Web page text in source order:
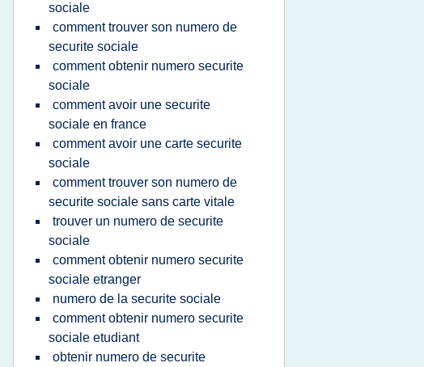
sociale
comment trouver son numero de
securite sociale
comment obtenir numero securite
sociale
comment avoir une securite
sociale en france
comment avoir une carte securite
sociale
comment trouver son numero de
securite sociale sans carte vitale
trouver un numero de securite
sociale
comment obtenir numero securite
sociale etranger
numero de la securite sociale
comment obtenir numero securite
sociale etudiant
obtenir numero de securite